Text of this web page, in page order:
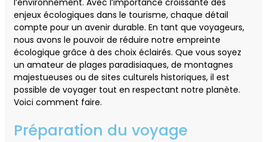
enjeux écologiques dans le tourisme, chaque détail
compte pour un avenir durable. En tant que voyageurs,
nous avons le pouvoir de réduire notre empreinte
écologique grâce à des choix éclairés. Que vous soyez
un amateur de plages paradisiaques, de montagnes
majestueuses ou de sites culturels historiques, il est
possible de voyager tout en respectant notre planète.
Voici comment faire.
Préparation du voyage